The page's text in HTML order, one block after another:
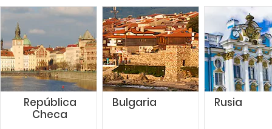
República
Checa
Bulgaria Rusia